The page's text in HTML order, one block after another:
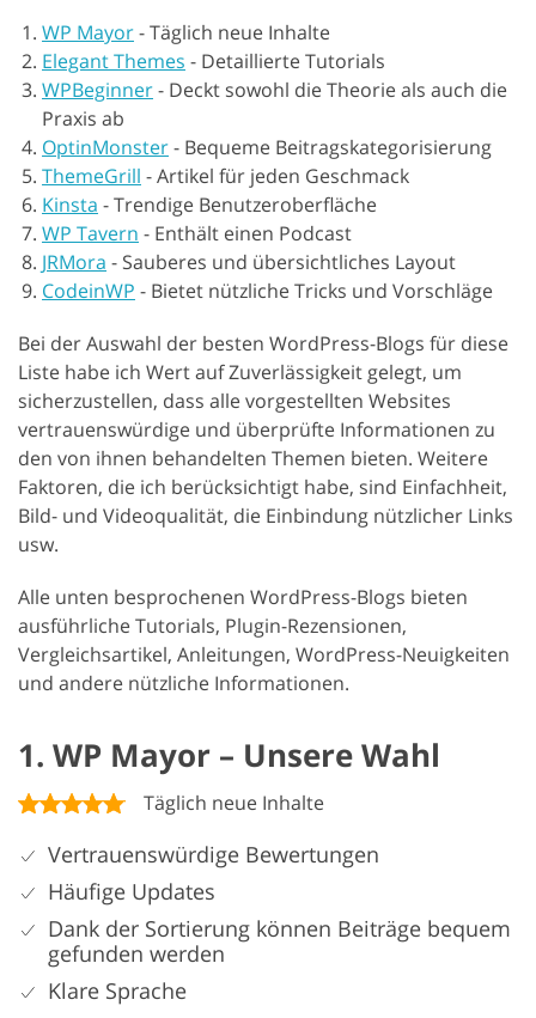
WP Mayor-Täglich neue Inhalte
Elegant Themes - Detaillierte Tutorials
WPBeginner- Deckt sowohl die Theorie als auch die
Praxis ab
OptinMonster- Bequeme Beitragskategorisierung
ThemeGrill -Artikel für jeden Geschmack
Kinsta -Trendige Benutzeroberfläche
WP Tavern - Enthält einen Podcast
JRMora - Sauberes und übersichtliches Layout
CodeinWP - Bietet nützliche Tricks und Vorschläge
Bei der Auswahl der besten WordPress-Blogs für diese
Liste habe ich Wert auf Zuverlässigkeit gelegt, um
sicherzustellen, dass alle vorgestellten Websites
vertrauenswürdige und überprüfte Informationen zu
den von ihnen behandelten Themen bieten. Weitere
Faktoren, die ich berücksichtigt habe, sind Einfachheit,
Bild- und Videoqualität, die Einbindung nützlicher Links
usw.
Alle unten besprochenen WordPress-Blogs bieten
ausführliche Tutorials, Plugin-Rezensionen,
Vergleichsartikel, Anleitungen, WordPress-Neuigkeiten
und andere nützliche Informationen.
1. WP Mayor – Unsere Wahl
Täglich neue Inhalte
Vertrauenswürdige Bewertungen
Häufige Updates
Dank der Sortierung können Beiträge bequem
gefunden werden
Klare Sprache